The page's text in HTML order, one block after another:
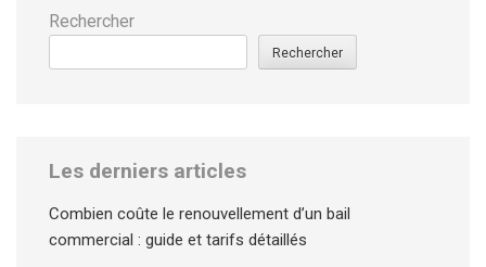
l’article
Rechercher
Rechercher
Les derniers articles
Combien coûte le renouvellement d’un bail
commercial : guide et tarifs détaillés